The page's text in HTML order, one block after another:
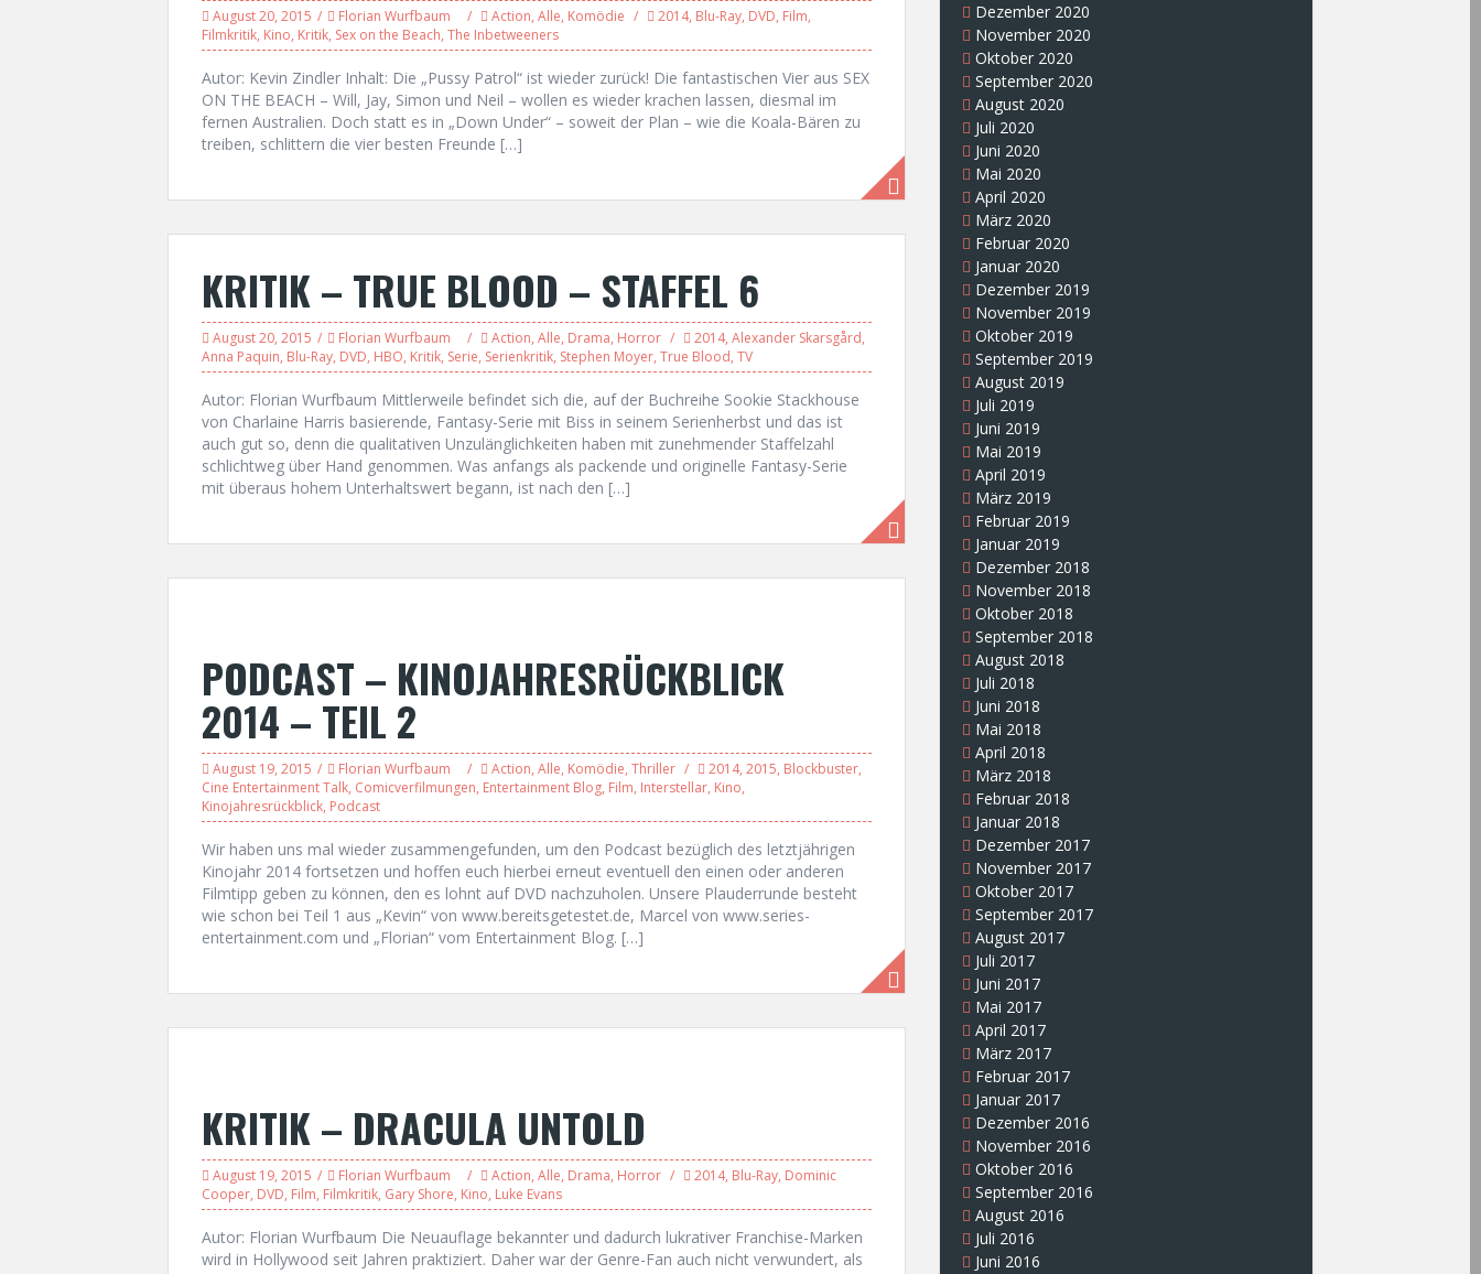
August 20, 2015 Florian Wurfbaum Action, Alle, Komödie 2014, Blu-Ray, DVD, Film,
Filmkritik, Kino, Kritik, Sex on the Beach, The Inbetweeners
Autor: Kevin Zindler Inhalt: Die „Pussy Patrol“ ist wieder zurück! Die fantastischen Vier aus SEX
ON THE BEACH – Will, Jay, Simon und Neil – wollen es wieder krachen lassen, diesmal im
fernen Australien. Doch statt es in „Down Under“ – soweit der Plan – wie die Koala-Bären zu
treiben, schlittern die vier besten Freunde […]
KRITIK – TRUE BLOOD – STAFFEL 6
August 20, 2015 Florian Wurfbaum Action, Alle, Drama, Horror 2014, Alexander Skarsgård,
Anna Paquin, Blu-Ray, DVD, HBO, Kritik, Serie, Serienkritik, Stephen Moyer, True Blood, TV
Autor: Florian Wurfbaum Mittlerweile befindet sich die, auf der Buchreihe Sookie Stackhouse
von Charlaine Harris basierende, Fantasy-Serie mit Biss in seinem Serienherbst und das ist
auch gut so, denn die qualitativen Unzulänglichkeiten haben mit zunehmender Staffelzahl
schlichtweg über Hand genommen. Was anfangs als packende und originelle Fantasy-Serie
mit überaus hohem Unterhaltswert begann, ist nach den […]
PODCAST – KINOJAHRESRÜCKBLICK
2014 – TEIL 2
August 19, 2015 Florian Wurfbaum Action, Alle, Komödie, Thriller 2014, 2015, Blockbuster,
Cine Entertainment Talk, Comicverfilmungen, Entertainment Blog, Film, Interstellar, Kino,
Kinojahresrückblick, Podcast
Wir haben uns mal wieder zusammengefunden, um den Podcast bezüglich des letztjährigen
Kinojahr 2014 fortsetzen und hoffen euch hierbei erneut eventuell den einen oder anderen
Filmtipp geben zu können, den es lohnt auf DVD nachzuholen. Unsere Plauderrunde besteht
wie schon bei Teil 1 aus „Kevin“ von www.bereitsgetestet.de, Marcel von www.series-
entertainment.com und „Florian“ vom Entertainment Blog. […]
KRITIK – DRACULA UNTOLD
August 19, 2015 Florian Wurfbaum Action, Alle, Drama, Horror 2014, Blu-Ray, Dominic
Cooper, DVD, Film, Filmkritik, Gary Shore, Kino, Luke Evans
Autor: Florian Wurfbaum Die Neuauflage bekannter und dadurch lukrativer Franchise-Marken
wird in Hollywood seit Jahren praktiziert. Daher war der Genre-Fan auch nicht verwundert, als
Dezember 2020
November 2020
Oktober 2020
September 2020
August 2020
Juli 2020
Juni 2020
Mai 2020
April 2020
März 2020
Februar 2020
Januar 2020
Dezember 2019
November 2019
Oktober 2019
September 2019
August 2019
Juli 2019
Juni 2019
Mai 2019
April 2019
März 2019
Februar 2019
Januar 2019
Dezember 2018
November 2018
Oktober 2018
September 2018
August 2018
Juli 2018
Juni 2018
Mai 2018
April 2018
März 2018
Februar 2018
Januar 2018
Dezember 2017
November 2017
Oktober 2017
September 2017
August 2017
Juli 2017
Juni 2017
Mai 2017
April 2017
März 2017
Februar 2017
Januar 2017
Dezember 2016
November 2016
Oktober 2016
September 2016
August 2016
Juli 2016
Juni 2016